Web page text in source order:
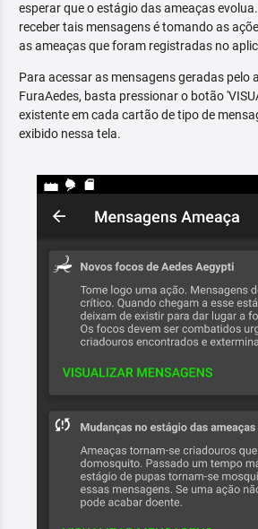
esperar que o estágio das ameaças
receber tais mensagens é tomando as
as ameaças que foram registradas no
Para acessar as mensagens geradas pelo
FuraAedes, basta pressionar o botão
existente em cada cartão de tipo de
exibido nessa tela.